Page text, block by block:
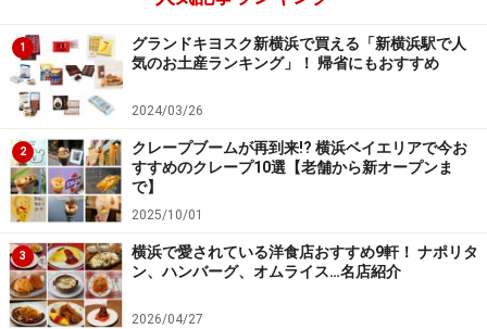
べて3時間制となっています。
2階のデッキにもBBQサイトがあり、横浜港の眺望を見なが
らBBQを楽しめます
丘の上のパークレンジャーズロッジは冷暖房完備のアウ
トドアVIPルームで、こちらのみ4時間制で、別途ルーム
チャージ代（2万5000円）がかかります。
1
グランドキヨスク新横浜で買える「新横浜駅で人
気のお土産ランキング」！ 帰省にもおすすめ
2024/03/26
2
クレープブームが再到来!? 横浜ベイエリアで今お
すすめのクレープ10選【老舗から新オープンま
で】
2025/10/01
3
横浜で愛されている洋食店おすすめ9軒！ ナポリタ
ン、ハンバーグ、オムライス…名店紹介
2026/04/27